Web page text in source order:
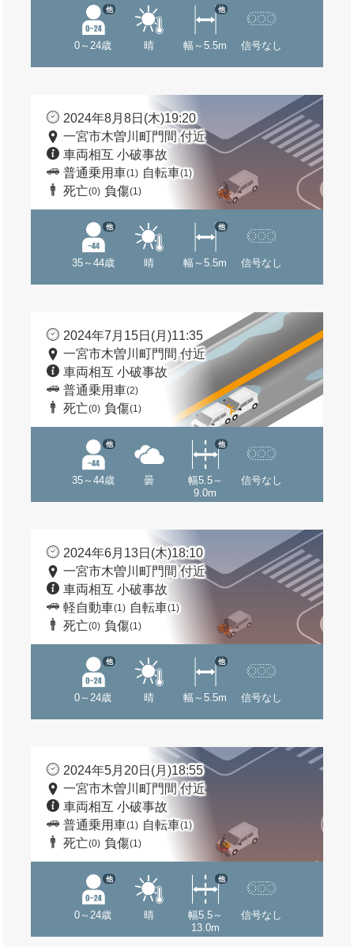
0～24歳
他
晴 幅～5.5m
他
信号なし
2024年8月8日(木)19:20
一宮市木曽川町門間 付近
車両相互 小破事故
普通乗用車(1) 自転車(1)
死亡(0) 負傷(1)
35～44歳
他
晴 幅～5.5m
他
信号なし
2024年7月15日(月)11:35
一宮市木曽川町門間 付近
車両相互 小破事故
普通乗用車(2)
死亡(0) 負傷(1)
35～44歳
他
曇
幅5.5～
9.0m
他
信号なし
2024年6月13日(木)18:10
一宮市木曽川町門間 付近
車両相互 小破事故
軽自動車(1) 自転車(1)
死亡(0) 負傷(1)
0～24歳
他
晴 幅～5.5m
他
信号なし
2024年5月20日(月)18:55
一宮市木曽川町門間 付近
車両相互 小破事故
普通乗用車(1) 自転車(1)
死亡(0) 負傷(1)
0～24歳
他
晴
幅5.5～
13.0m
他
信号なし